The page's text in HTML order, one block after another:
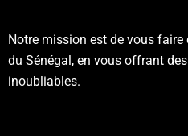
Notre mission est de vous
du Sénégal, en vous offrant
inoubliables.